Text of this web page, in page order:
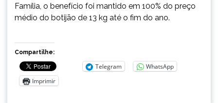
Família, o benefício foi mantido em 100% do preço
médio do botijão de 13 kg até o fim do ano.
Compartilhe:
Telegram
WhatsApp
Imprimir